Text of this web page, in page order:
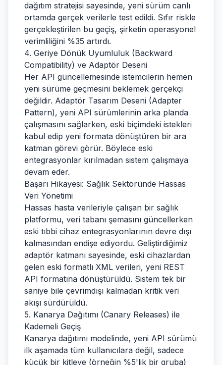
dağıtım stratejisi sayesinde, yeni sürüm canlı
ortamda gerçek verilerle test edildi. Sıfır riskle
gerçekleştirilen bu geçiş, şirketin operasyonel
verimliliğini %35 artırdı.
4. Geriye Dönük Uyumluluk (Backward
Compatibility) ve Adaptör Deseni
Her API güncellemesinde istemcilerin hemen
yeni sürüme geçmesini beklemek gerçekçi
değildir. Adaptör Tasarım Deseni (Adapter
Pattern), yeni API sürümlerinin arka planda
çalışmasını sağlarken, eski biçimdeki istekleri
kabul edip yeni formata dönüştüren bir ara
katman görevi görür. Böylece eski
entegrasyonlar kırılmadan sistem çalışmaya
devam eder.
Başarı Hikayesi: Sağlık Sektöründe Hassas
Veri Yönetimi
Hassas hasta verileriyle çalışan bir sağlık
platformu, veri tabanı şemasını güncellerken
eski tıbbi cihaz entegrasyonlarının devre dışı
kalmasından endişe ediyordu. Geliştirdiğimiz
adaptör katmanı sayesinde, eski cihazlardan
gelen eski formatlı XML verileri, yeni REST
API formatına dönüştürüldü. Sistem tek bir
saniye bile çevrimdışı kalmadan kritik veri
akışı sürdürüldü.
5. Kanarya Dağıtımı (Canary Releases) ile
Kademeli Geçiş
Kanarya dağıtımı modelinde, yeni API sürümü
ilk aşamada tüm kullanıcılara değil, sadece
küçük bir kitleye (örneğin %5'lik bir gruba)